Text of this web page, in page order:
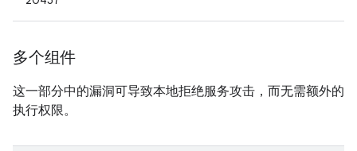
多个组件
这一部分中的漏洞可导致本地拒绝服务攻击，而无需额外的
执行权限。